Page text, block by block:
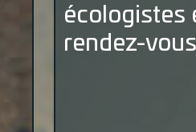
écologistes
rendez-